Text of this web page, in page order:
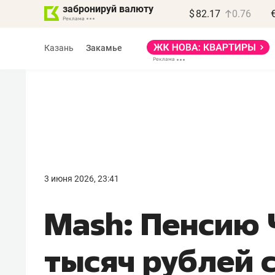
забронируй валюту $ 82.17 0.76
Казань Закамье
3 июня 2026, 23:41
Mash: Пенсию
тысяч рублей
правил, бизнес может
потерять минимум
полгода»